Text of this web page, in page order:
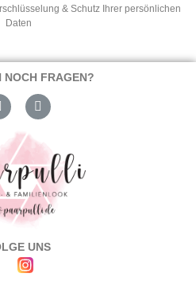
& Schutz Ihrer persönlichen
Daten
NOCH FRAGEN?
UNS